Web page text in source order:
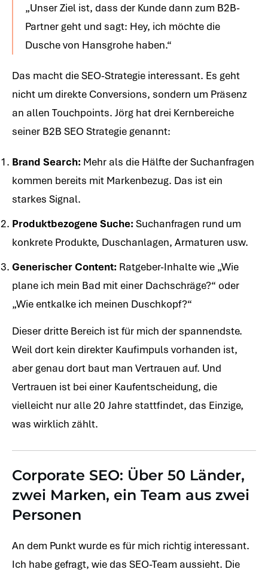
„Unser Ziel ist, dass der Kunde dann zum B2B-
Partner geht und sagt: Hey, ich möchte die
Dusche von Hansgrohe haben.“
Das macht die SEO-Strategie interessant. Es geht
nicht um direkte Conversions, sondern um Präsenz
an allen Touchpoints. Jörg hat drei Kernbereiche
seiner B2B SEO Strategie genannt:
Brand Search: Mehr als die Hälfte der Suchanfragen
kommen bereits mit Markenbezug. Das ist ein
starkes Signal.
Produktbezogene Suche:Suchanfragen rund um
konkrete Produkte, Duschanlagen, Armaturen usw.
Generischer Content: Ratgeber-Inhalte wie „Wie
plane ich mein Bad mit einer Dachschräge?“ oder
„Wie entkalke ich meinen Duschkopf?“
Dieser dritte Bereich ist für mich der spannendste.
Weil dort kein direkter Kaufimpuls vorhanden ist,
aber genau dort baut man Vertrauen auf. Und
Vertrauen ist bei einer Kaufentscheidung, die
vielleicht nur alle 20 Jahre stattfindet, das Einzige,
was wirklich zählt.
Corporate SEO: Über 50 Länder,
zwei Marken, ein Team aus zwei
Personen
An dem Punkt wurde es für mich richtig interessant.
Ich habe gefragt, wie das SEO-Team aussieht. Die